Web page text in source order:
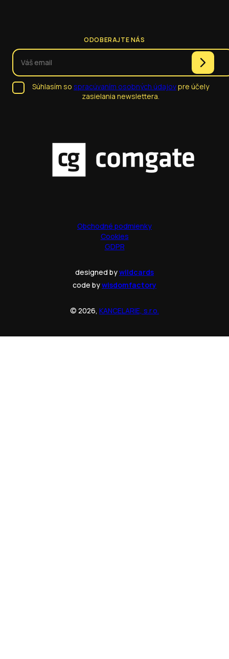
ODOBERAJTE NÁS
Súhlasím so spracúvaním osobných údajovpre účely
zasielania newslettera.
Obchodné podmienky
Cookies
GDPR
designed bywildcards
code bywisdomfactory
© 2026, KANCELARIE, s.r.o.